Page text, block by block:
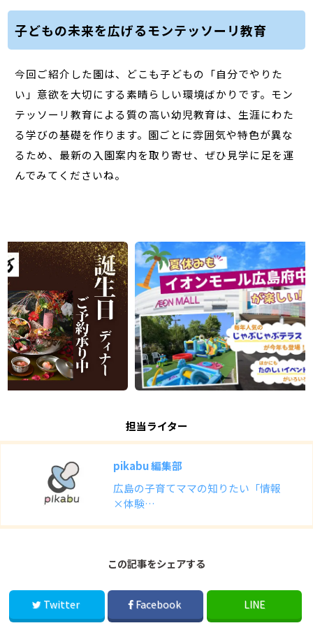
子どもの未来を広げるモンテッソーリ教育
今回ご紹介した園は、どこも子どもの「自分でやりた
い」意欲を大切にする素晴らしい環境ばかりです。モン
テッソーリ教育による質の高い幼児教育は、生涯にわた
る学びの基礎を作ります。園ごとに雰囲気や特色が異な
るため、最新の入園案内を取り寄せ、ぜひ見学に足を運
んでみてくださいね。
担当ライター
pikabu 編集部
広島の子育てママの知りたい「情報
×体験…
この記事をシェアする
Twitter Facebook LINE